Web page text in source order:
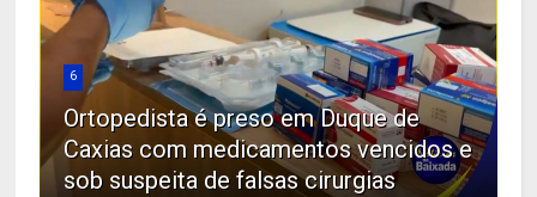
6
Ortopedista é preso em Duque de
Caxias com medicamentos vencidos e
sob suspeita de falsas cirurgias